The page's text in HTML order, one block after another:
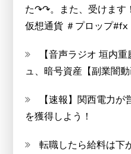
た↷↷。また、受けます
仮想通貨 ＃プロップ#fx
【音声ラジオ 垣内
ュ、暗号資産【副業闇
【速報】関西電力
を獲得しよう！
転職したら給料は下